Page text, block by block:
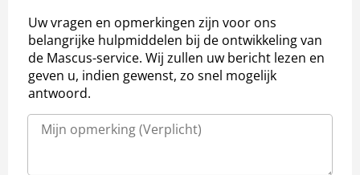
Uw vragen en opmerkingen zijn voor ons
belangrijke hulpmiddelen bij de ontwikkeling van
de Mascus-service. Wij zullen uw bericht lezen en
geven u, indien gewenst, zo snel mogelijk
antwoord.